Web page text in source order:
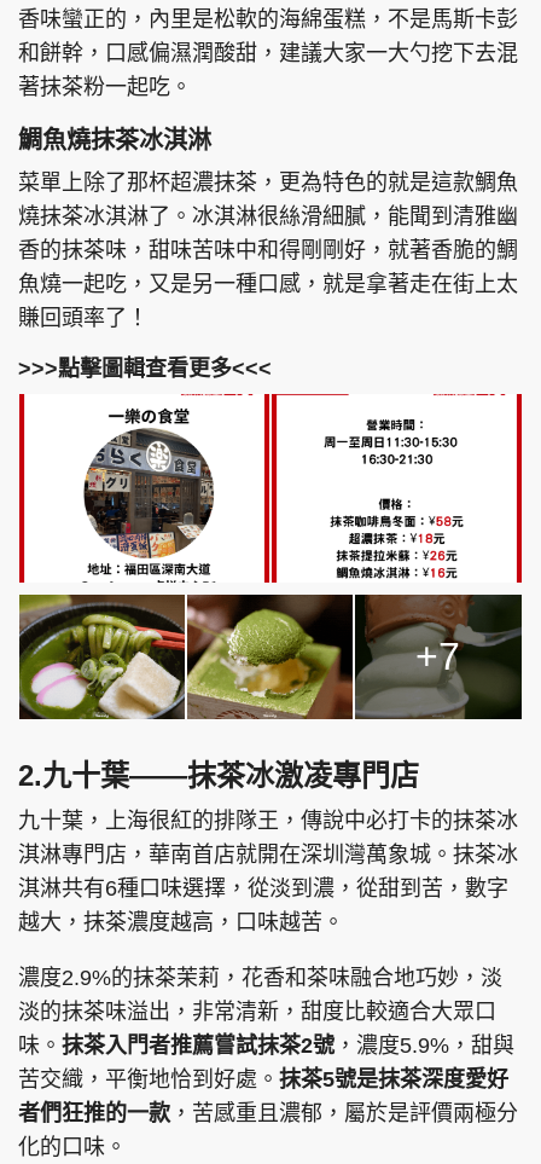
香味蠻正的，內里是松軟的海綿蛋糕，不是馬斯卡彭
和餅幹，口感偏濕潤酸甜，建議大家一大勺挖下去混
著抹茶粉一起吃。
鯛魚燒抹茶冰淇淋
菜單上除了那杯超濃抹茶，更為特色的就是這款鯛魚
燒抹茶冰淇淋了。冰淇淋很絲滑細膩，能聞到清雅幽
香的抹茶味，甜味苦味中和得剛剛好，就著香脆的鯛
魚燒一起吃，又是另一種口感，就是拿著走在街上太
賺回頭率了！
>>>點擊圖輯查看更多<<<
+7
2.九十葉——抹茶冰激凌專門店
九十葉，上海很紅的排隊王，傳說中必打卡的抹茶冰
淇淋專門店，華南首店就開在深圳灣萬象城。抹茶冰
淇淋共有6種口味選擇，從淡到濃，從甜到苦，數字
越大，抹茶濃度越高，口味越苦。
濃度2.9%的抹茶茉莉，花香和茶味融合地巧妙，淡
淡的抹茶味溢出，非常清新，甜度比較適合大眾口
味。 抹茶入門者推薦嘗試抹茶2號，濃度5.9%，甜與
苦交織，平衡地恰到好處。 抹茶5號是抹茶深度愛好
者們狂推的一款 ，苦感重且濃郁，屬於是評價兩極分
化的口味。